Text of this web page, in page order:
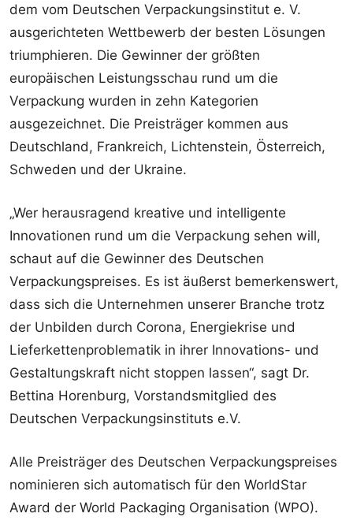
dem vom Deutschen Verpackungsinstitut e. V.
ausgerichteten Wettbewerb der besten Lösungen
triumphieren. Die Gewinner der größten
europäischen Leistungsschau rund um die
Verpackung wurden in zehn Kategorien
ausgezeichnet. Die Preisträger kommen aus
Deutschland, Frankreich, Lichtenstein, Österreich,
Schweden und der Ukraine.
„Wer herausragend kreative und intelligente
Innovationen rund um die Verpackung sehen will,
schaut auf die Gewinner des Deutschen
Verpackungspreises. Es ist äußerst bemerkenswert,
dass sich die Unternehmen unserer Branche trotz
der Unbilden durch Corona, Energiekrise und
Lieferkettenproblematik in ihrer Innovations- und
Gestaltungskraft nicht stoppen lassen“, sagt Dr.
Bettina Horenburg, Vorstandsmitglied des
Deutschen Verpackungsinstituts e.V.
Alle Preisträger des Deutschen Verpackungspreises
nominieren sich automatisch für den WorldStar
Award der World Packaging Organisation (WPO).